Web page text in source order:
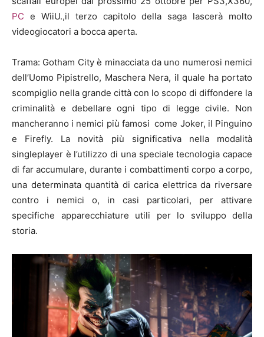
PC e WiiU.,il terzo capitolo della saga lascerà molto
videogiocatori a bocca aperta.
Trama: Gotham City è minacciata da uno numerosi nemici
dell’Uomo Pipistrello, Maschera Nera, il quale ha portato
scompiglio nella grande città con lo scopo di diffondere la
criminalità e debellare ogni tipo di legge civile. Non
mancheranno i nemici più famosi come Joker, il Pinguino
e Firefly. La novità più significativa nella modalità
singleplayer è l’utilizzo di una speciale tecnologia capace
di far accumulare, durante i combattimenti corpo a corpo,
una determinata quantità di carica elettrica da riversare
contro i nemici o, in casi particolari, per attivare
specifiche apparecchiature utili per lo sviluppo della
storia.